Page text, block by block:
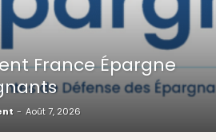
France Épargne
- Août 7, 2026